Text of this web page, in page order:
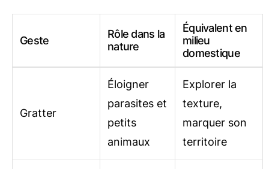
Geste
Rôle dans la
nature
Équivalent en
milieu
domestique
Gratter
Éloigner
parasites et
petits
animaux
Explorer la
texture,
marquer son
territoire